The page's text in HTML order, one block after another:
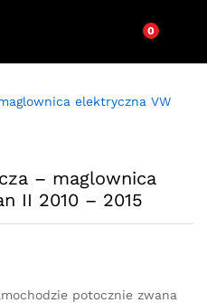
0
– maglownica
II 2010 – 2015
potocznie zwana